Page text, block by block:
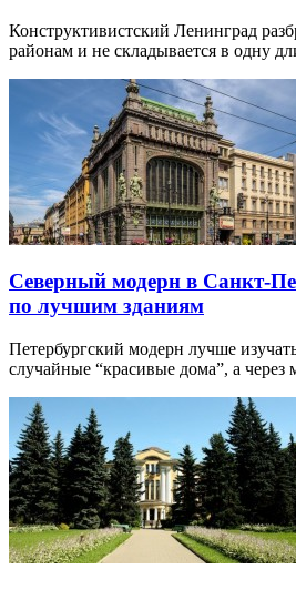
Конструктивистский Ленинград
районам и не складывается в одну
Северный модерн в Санкт-
по лучшим зданиям
Петербургский модерн лучше
случайные “красивые дома”, а